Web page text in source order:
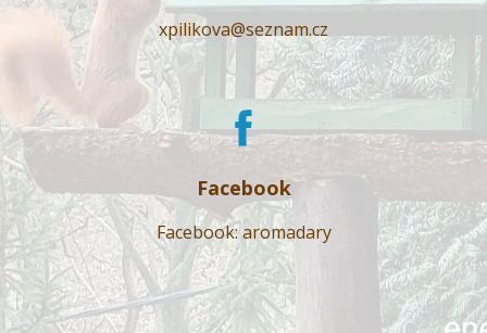
xpilikova@seznam.cz
Facebook
Facebook: aromadary